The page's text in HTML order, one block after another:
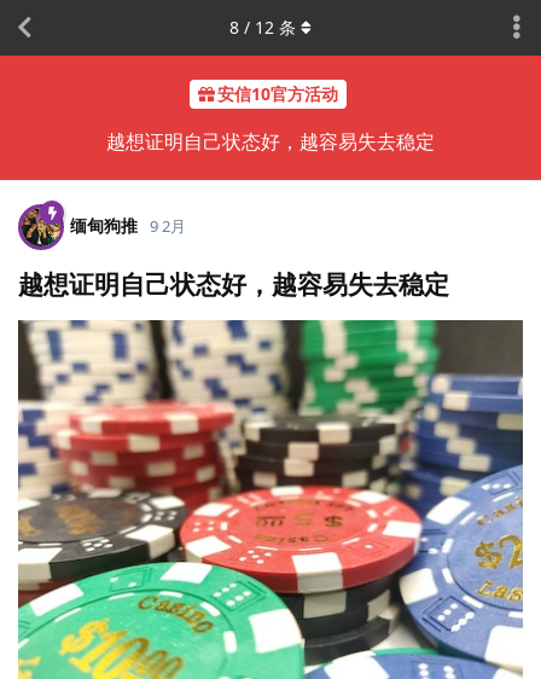
安信10官方活动
越想证明自己状态好，越容易失去稳定
8 / 12 条
缅甸狗推 9 2月
越想证明自己状态好，越容易失去稳定